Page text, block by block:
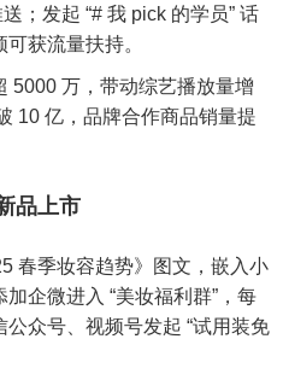
；发起 “# 我 pick 的学员” 话
获流量扶持。
5000 万，带动综艺播放量增
10 亿，品牌合作商品销量提
品上市
春季妆容趋势》图文，嵌入小
企微进入 “美妆福利群”，每
众号、视频号发起 “试用装免